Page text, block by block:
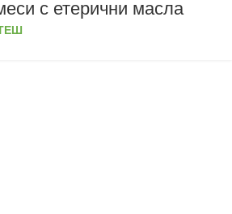
с етерични масла